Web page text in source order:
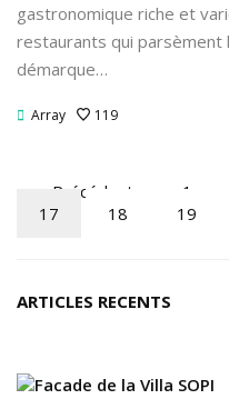
gastronomique riche et
restaurants qui parsèment
démarque…
Array 119
« Précédent 1
17
18 19
ARTICLES RECENTS